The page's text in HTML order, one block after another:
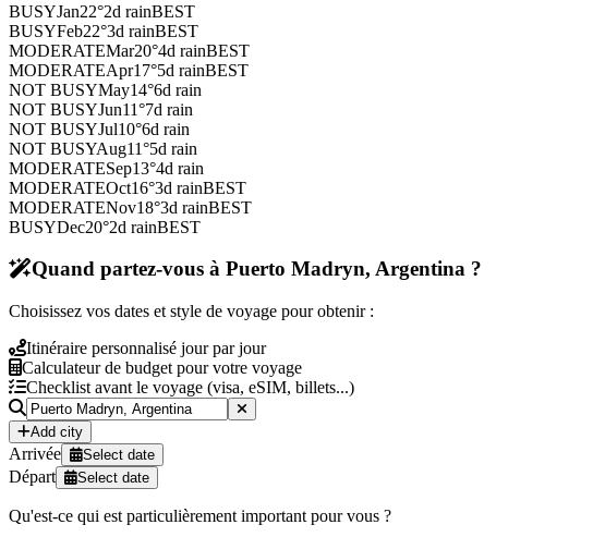
BUSYJan22°2d rainBEST
BUSYFeb22°3d rainBEST
MODERATEMar20°4d rainBEST
MODERATEApr17°5d rainBEST
NOT BUSYMay14°6d rain
NOT BUSYJun11°7d rain
NOT BUSYJul10°6d rain
NOT BUSYAug11°5d rain
MODERATESep13°4d rain
MODERATEOct16°3d rainBEST
MODERATENov18°3d rainBEST
BUSYDec20°2d rainBEST
Quand partez-vous à Puerto Madryn, Argentina ?
Choisissez vos dates et style de voyage pour obtenir :
Itinéraire personnalisé jour par jour
Calculateur de budget pour votre voyage
Checklist avant le voyage (visa, eSIM, billets...)
Add city
Arrivée Select date
Départ Select date
Qu'est-ce qui est particulièrement important pour vous ?